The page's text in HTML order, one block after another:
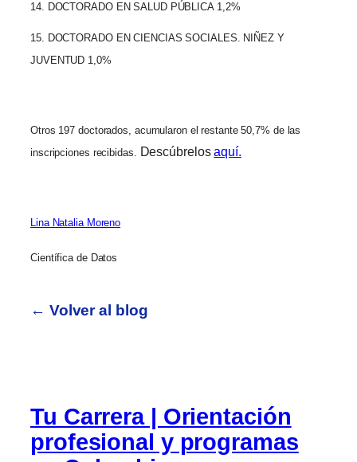
14. DOCTORADO EN SALUD PÚBLICA 1,2%
15. DOCTORADO EN CIENCIAS SOCIALES. NIÑEZ Y
JUVENTUD 1,0%
Otros 197 doctorados, acumularon el restante 50,7% de las
inscripciones recibidas. Descúbrelosaquí.
Lina Natalia Moreno
Científica de Datos
← Volver al blog
Tu Carrera | Orientación
profesional y programas